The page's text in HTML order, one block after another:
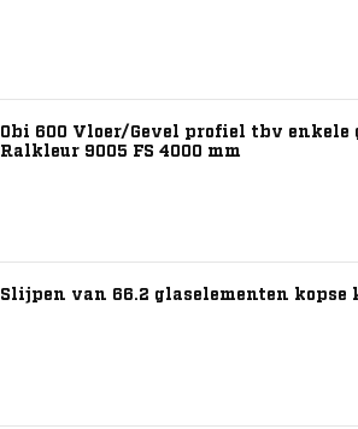
Obi 600 Vloer/Gevel profiel tbv enkele
Ralkleur 9005 FS 4000 mm
Slijpen van 66.2 glaselementen kopse